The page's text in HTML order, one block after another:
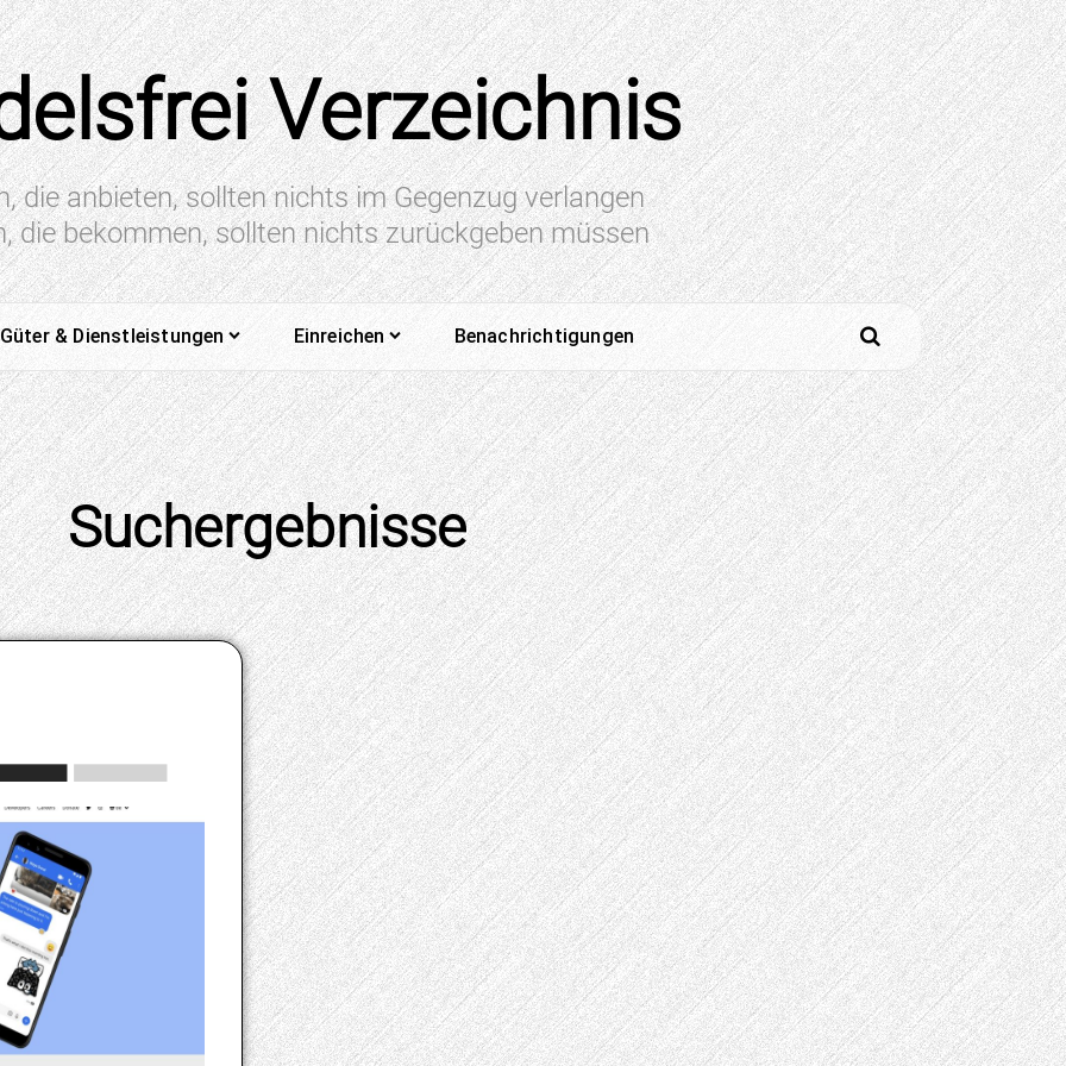
Verzeichnis
die anbieten, sollten nichts im Gegenzug verlangen
die bekommen, sollten nichts zurückgeben müssen
Güter & Dienstleistungen Einreichen Benachrichtigungen